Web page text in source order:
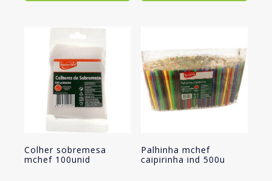
Colher sobremesa
mchef 100unid
Palhinha mchef
caipirinha ind 500u